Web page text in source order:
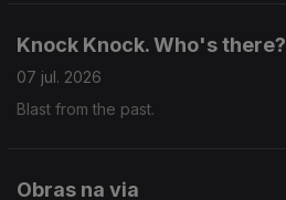
Knock Knock. Who's there?
07 jul. 2026
Blast from the past.
Obras na via